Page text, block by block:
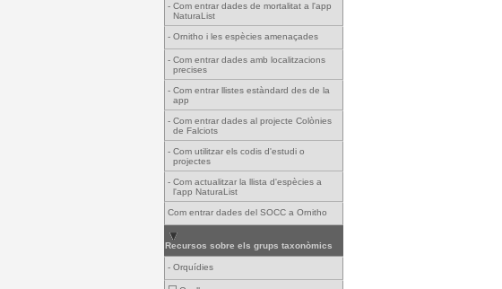
- Com entrar dades de mortalitat a l'app
NaturaList
- Ornitho i les espècies amenaçades
- Com entrar dades amb localitzacions
precises
- Com entrar llistes estàndard des de la
app
- Com entrar dades al projecte Colònies
de Falciots
- Com utilitzar els codis d'estudi o
projectes
- Com actualitzar la llista d'espècies a
l'app NaturaList
Com entrar dades del SOCC a Ornitho
Recursos sobre els grups taxonòmics
- Orquídies